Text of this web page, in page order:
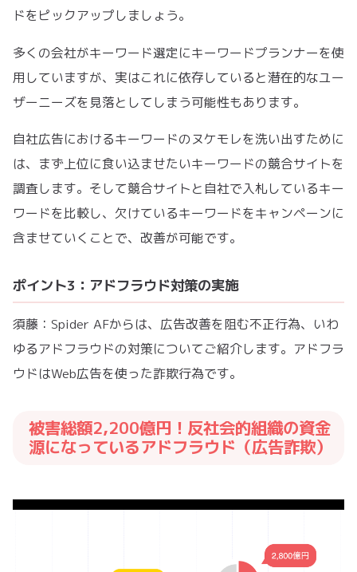
ドをピックアップしましょう。
多くの会社がキーワード選定にキーワードプランナーを使
用していますが、実はこれに依存していると潜在的なユー
ザーニーズを見落としてしまう可能性もあります。
自社広告におけるキーワードのヌケモレを洗い出すために
は、まず上位に食い込ませたいキーワードの競合サイトを
調査します。そして競合サイトと自社で入札しているキー
ワードを比較し、欠けているキーワードをキャンペーンに
含ませていくことで、改善が可能です。
ポイント3：アドフラウド対策の実施
須藤：Spider AFからは、広告改善を阻む不正行為、いわ
ゆるアドフラウドの対策についてご紹介します。アドフラ
ウドはWeb広告を使った詐欺行為です。
被害総額2,200億円！反社会的組織の資金
源になっているアドフラウド（広告詐欺）